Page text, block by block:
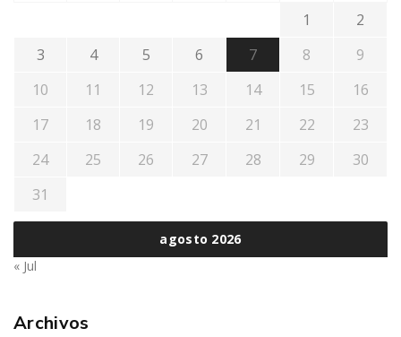
agosto 2026
1
2
3
4 5 6 7 8
9
10
11 12 13 14 15
16
17
18 19 20 21 22
23
24
25 26 27 28 29
30
31
« Jul
Archivos